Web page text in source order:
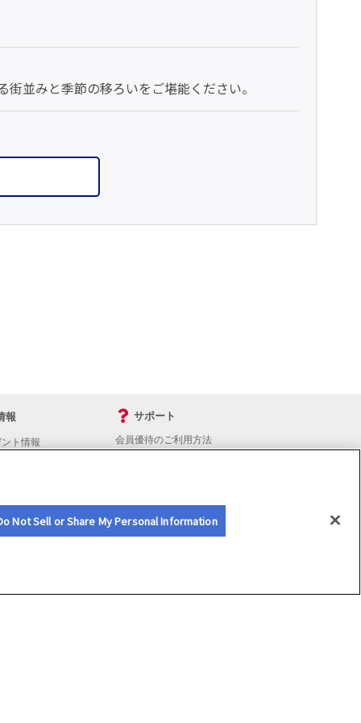
街並みと季節の移ろいをご堪能ください。
報
ト情報
サポート
会員優待のご利用方法
会員優待サービスの提携をご検討の方へ
Not Sell or Share My Personal Information